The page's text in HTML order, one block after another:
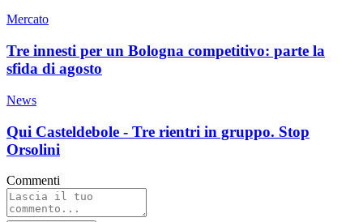
Mercato
Tre innesti per un Bologna competitivo: parte la
sfida di agosto
News
Qui Casteldebole - Tre rientri in gruppo. Stop
Orsolini
Commenti